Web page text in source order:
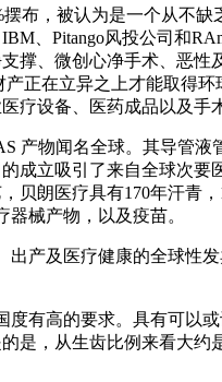
，被认为是一个从不缺
、Pitango风投公司和
撑、微创心净手术、恶性
正在立异之上才能取得
疗设备、医药成品以及手
物闻名全球。其导管液
成立吸引了来自全球次
贝朗医疗具有170年汗青
械产物，以及疫苗。
产及医疗健康的全球性发
有高的要求。具有可以
，从生齿比例来看大约